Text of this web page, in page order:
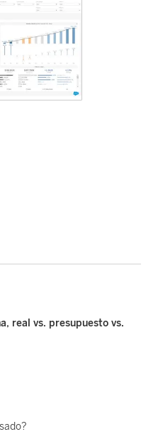
real vs. presupuesto vs.